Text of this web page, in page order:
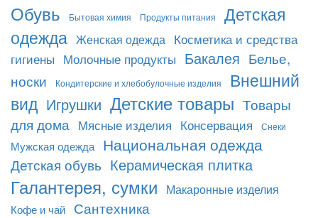
Обувь Бытовая химия Продукты питания
Детская
одежда Женская одежда Косметика и средства
гигиены Молочные продукты Бакалея Белье,
носки
Кондитерские и хлебобулочные изделия
Внешний
вид Игрушки Детские товары Товары
для дома Мясные изделия Консервация Снеки
Мужская одежда Национальная одежда
Детская обувь Керамическая плитка
Галантерея, сумки Макаронные изделия
Кофе и чай Сантехника